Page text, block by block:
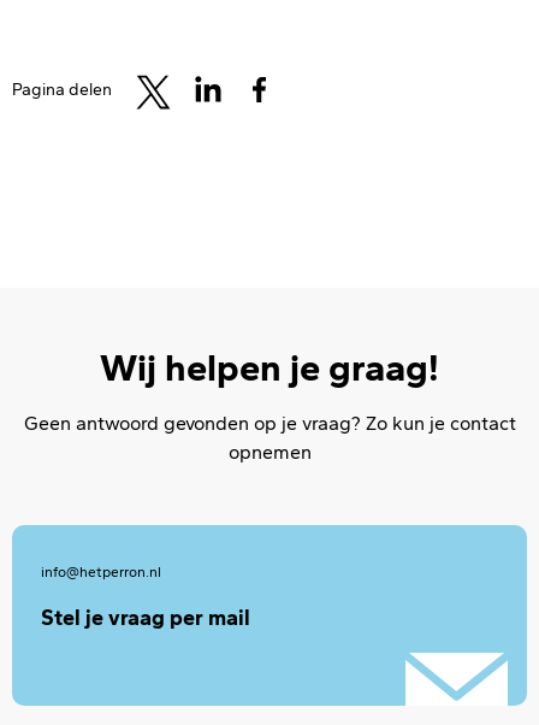
Pagina delen
Wij helpen je graag!
Geen antwoord gevonden op je vraag? Zo kun je contact
opnemen
info@hetperron.nl
Stel je vraag per mail